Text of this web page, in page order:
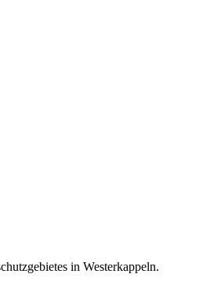
in Westerkappeln.